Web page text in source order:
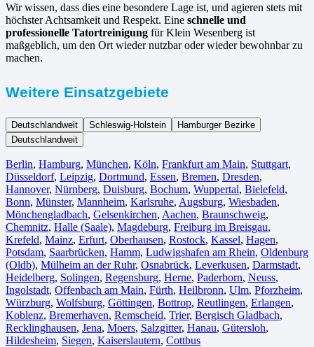
Wir wissen, dass dies eine besondere Lage ist, und agieren stets mit
höchster Achtsamkeit und Respekt. Eine schnelle und
professionelle Tatortreinigung für Klein Wesenberg ist
maßgeblich, um den Ort wieder nutzbar oder wieder bewohnbar zu
machen.
Weitere Einsatzgebiete
Deutschlandweit Schleswig-Holstein
Hamburger Bezirke
Deutschlandweit
Berlin⁠, Hamburg, München, Köln⁠, Frankfurt am Main, Stuttgart,
Düsseldorf, Leipzig, Dortmund, Essen, Bremen, Dresden,
Hannover, Nürnberg, Duisburg⁠, Bochum, Wuppertal⁠, Bielefeld⁠,
Bonn⁠, Münster⁠, Mannheim, Karlsruhe, Augsburg, Wiesbaden⁠,
Mönchengladbach⁠, Gelsenkirchen⁠, Aachen⁠, Braunschweig,
Chemnitz⁠, Halle (Saale)⁠, Magdeburg, Freiburg im Breisgau⁠,
Krefeld⁠, Mainz⁠, Erfurt, Oberhausen⁠, Rostock⁠, Kassel⁠, Hagen,
Potsdam, Saarbrücken⁠, Hamm, Ludwigshafen am Rhein⁠, Oldenburg
(Oldb), Mülheim an der Ruhr, Osnabrück⁠, Leverkusen, Darmstadt⁠,
Heidelberg, Solingen, Regensburg, Herne⁠, Paderborn, Neuss,
Ingolstadt, Offenbach am Main, Fürth⁠, Heilbronn, Ulm⁠, Pforzheim,
Würzburg, Wolfsburg⁠, Göttingen, Bottrop, Reutlingen, Erlangen⁠,
Koblenz, Bremerhaven⁠, Remscheid, Trier⁠, Bergisch Gladbach,
Recklinghausen, Jena⁠, Moers⁠, Salzgitter⁠, Hanau, Gütersloh,
Hildesheim⁠, Siegen⁠, Kaiserslautern⁠, Cottbus⁠